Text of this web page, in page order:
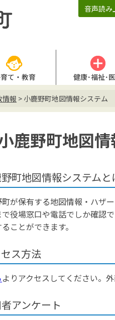
音声読み
て・教育 健康･福祉･
情報 > 小鹿野町地図情報システム
鹿野町地図
町地図情報システムと
が保有する地図情報・ハザ
役場窓口や電話でしか確認
ことができます。
ス方法
よりアクセスしてください。
アンケート